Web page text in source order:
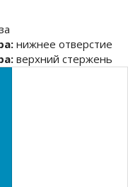
нижнее отверстие
верхний стержень